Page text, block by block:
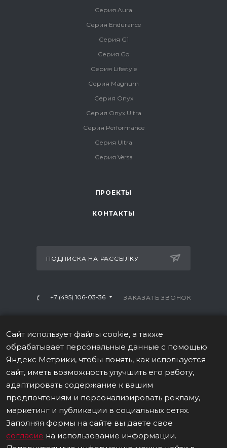
Серия Aura
Серия Endurance
Серия G1
Серия Go
Серия Lifestyle
Серия Magnum
Серия Onyx
Серия Onyx Ultra
Серия Performance
Серия Ultra
Серия Versa
ПРОЕКТЫ
КОНТАКТЫ
ПОДПИСКА НА РАССЫЛКУ
+7 (495) 106-03-36 ЗАКАЗАТЬ ЗВОНОК
г. Москва, Варшавское ш., 28А, 1 этаж
ПОЛИТИКА В ОТНОШЕНИИ ОБРАБОТКИ ПЕРСОНАЛЬНЫХ
ДАННЫХ
Данные о товаре на сайте носят информационный
Сайт использует файлы cookie, а также
обрабатывает персональные данные с помощью
Яндекс Метрики, чтобы понять, как используется
сайт, иметь возможность улучшить его работу,
адаптировать содержание к вашим
предпочтениям и персонализировать рекламу,
маркетинг и публикации в социальных сетях.
Заполняя формы на сайте вы даете свое
согласие на использование информации.